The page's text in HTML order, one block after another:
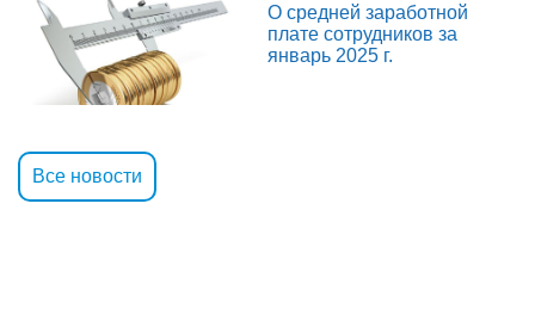
О средней заработной
плате сотрудников за
январь 2025 г.
Все новости